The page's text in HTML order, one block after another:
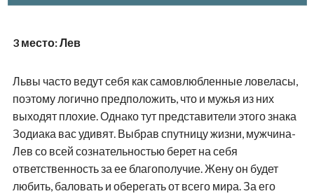
3 место: Лев
Львы часто ведут себя как самовлюбленные ловеласы,
поэтому логично предположить, что и мужья из них
выходят плохие. Однако тут представители этого знака
Зодиака вас удивят. Выбрав спутницу жизни, мужчина-
Лев со всей сознательностью берет на себя
ответственность за ее благополучие. Жену он будет
любить, баловать и оберегать от всего мира. За его